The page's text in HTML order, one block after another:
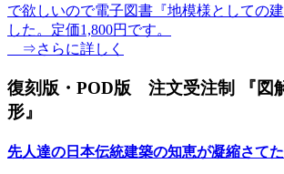
で欲しいので電子図書『地模様としての
した。定価1,800円です。
⇒さらに詳しく
復刻版・POD版 注文受注制 『図
形』
先人達の日本伝統建築の知恵が凝縮さてた